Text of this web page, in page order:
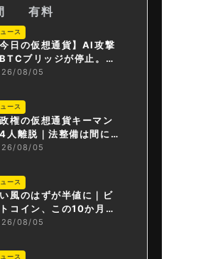
有料
ース
日の仮想通貨】AI攻撃
ブリッジが停止。金
が「暗号資産・ステー
08/05
ース
権の仮想通貨キーマン
人離脱｜法整備は間に合
08/05
ース
風のはずが半値に｜ビ
コイン、この10か月で
起きたか
08/05
ース